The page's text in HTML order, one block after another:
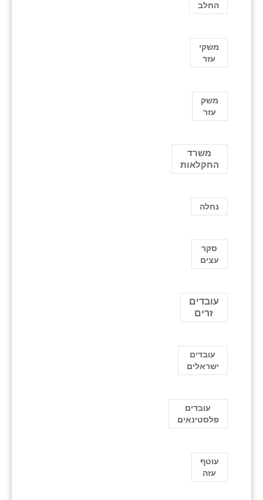
החלב
משקי
עזר
משק
עזר
משרד
החקלאות
נחלה
סקר
עצים
עובדים
זרים
עובדים
ישראלים
עובדים
פלסטינאים
עוטף
עזה